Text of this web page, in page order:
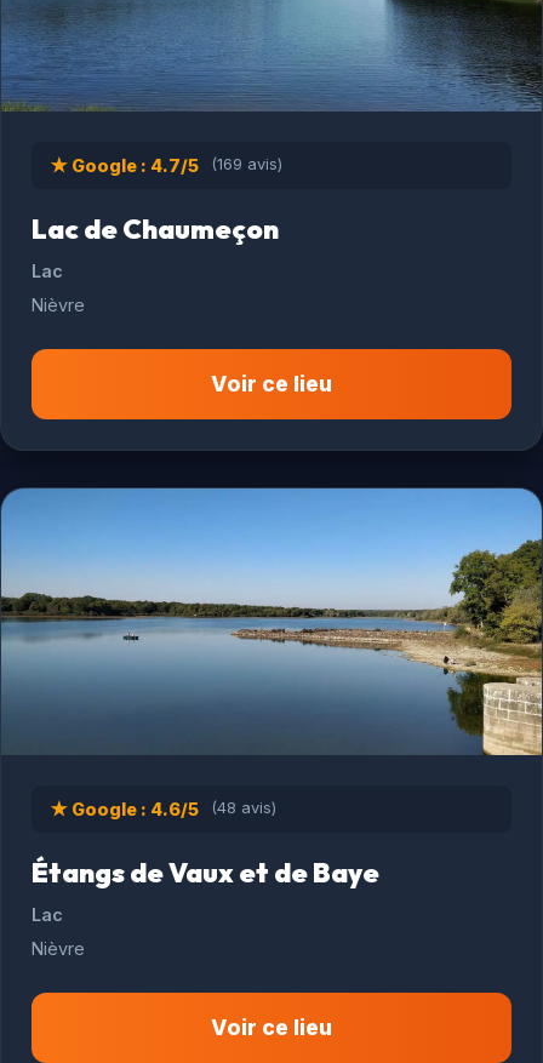
★ Google : 4.7/5 (169 avis)
Lac de Chaumeçon
Lac
Nièvre
Voir ce lieu
★ Google : 4.6/5 (48 avis)
Étangs de Vaux et de Baye
Lac
Nièvre
Voir ce lieu